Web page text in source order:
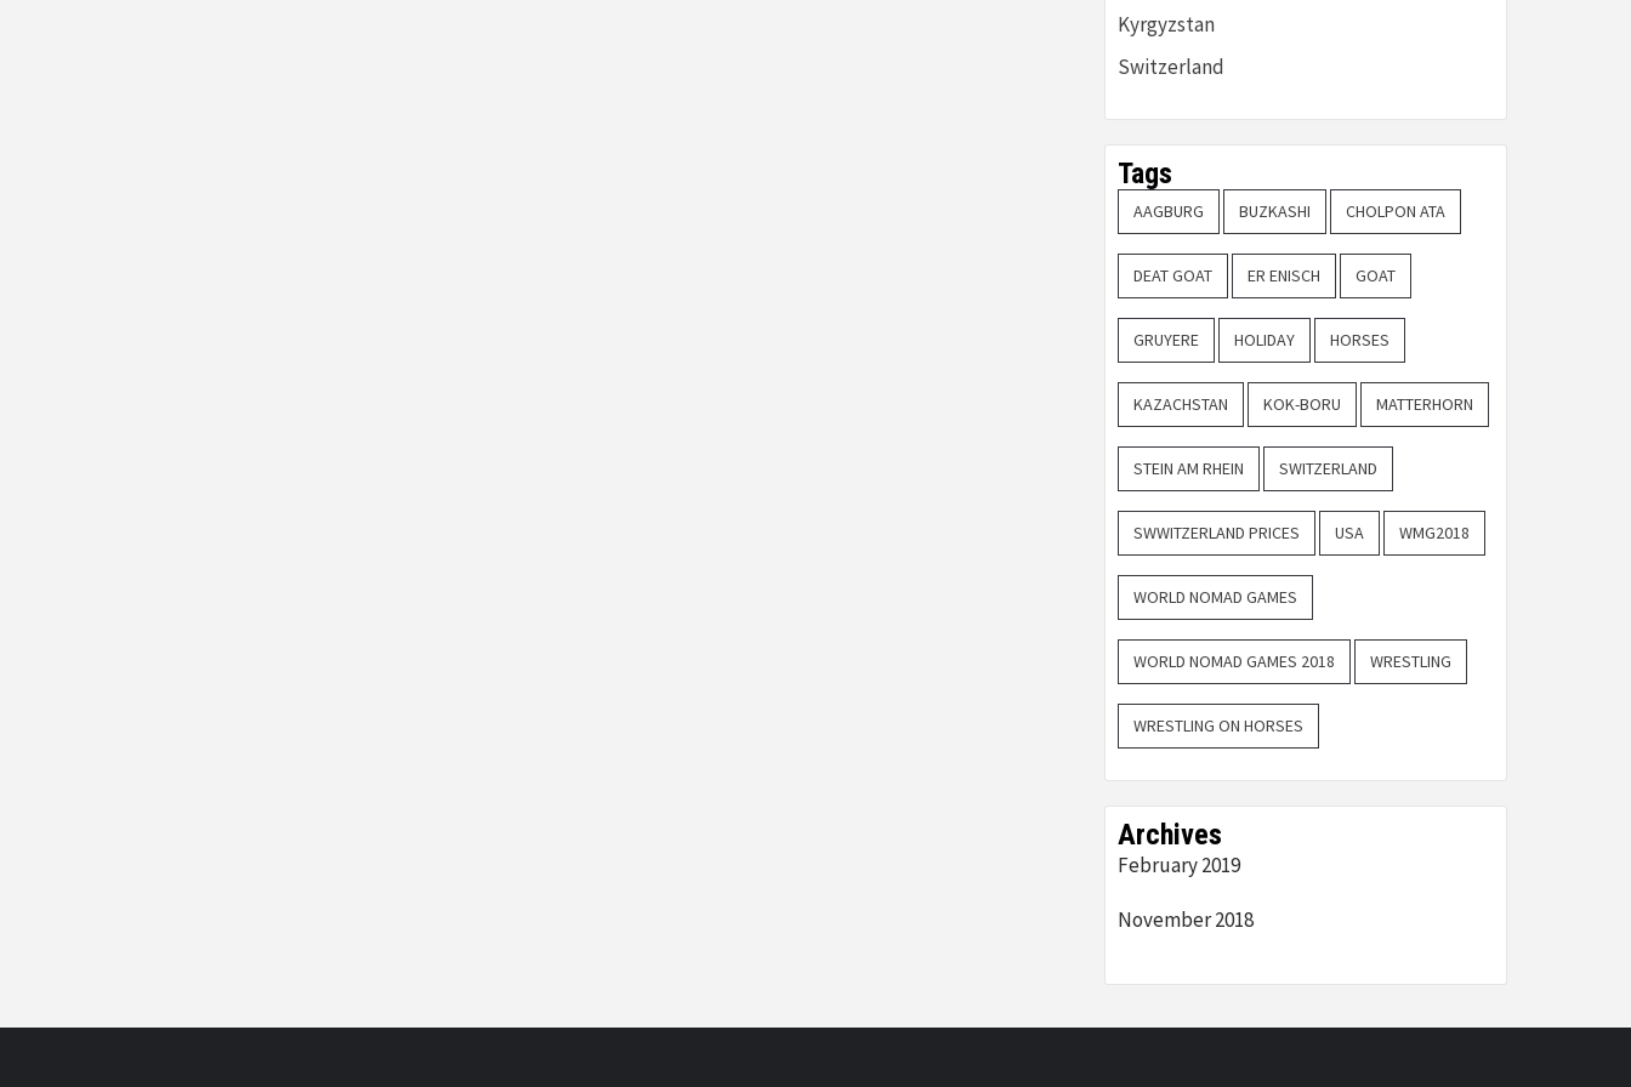
Kyrgyzstan
Switzerland
Tags
AAGBURG BUZKASHI CHOLPON ATA
DEAT GOAT ER ENISCH GOAT
GRUYERE HOLIDAY HORSES
KAZACHSTAN KOK-BORU MATTERHORN
STEIN AM RHEIN SWITZERLAND
SWWITZERLAND PRICES USA WMG2018
WORLD NOMAD GAMES
WORLD NOMAD GAMES 2018 WRESTLING
WRESTLING ON HORSES
Archives
February 2019
November 2018